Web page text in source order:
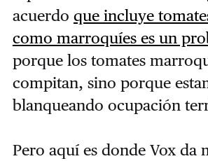
acuerdo que incluye
como marroquíes es un
porque los tomates
compitan, sino porque
blanqueando ocupación
Pero aquí es donde Vox da